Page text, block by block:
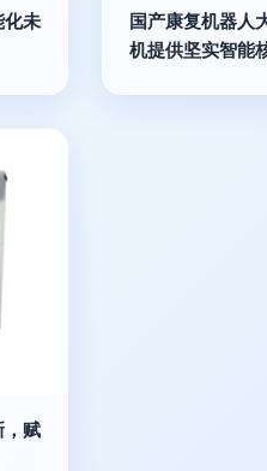
化未
国产康复机器人
机提供坚实智能
，赋